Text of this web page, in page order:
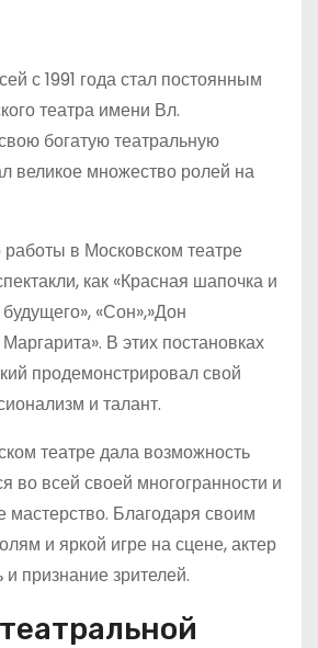
с 1991 года стал постоянным
театра имени Вл.
богатую театральную
великое множество ролей на
в Московском театре
как «Красная шапочка и
будущего», «Сон»,»Дон
В этих постановках
продемонстрировал свой
и талант.
театре дала возможность
во всей своей многогранности и
мастерство. Благодаря своим
и яркой игре на сцене, актер
признание зрителей.